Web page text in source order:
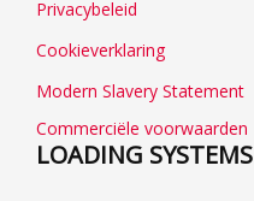
Privacybeleid
Cookieverklaring
Modern Slavery Statement
Commerciële voorwaarden
LOADING SYSTEMS